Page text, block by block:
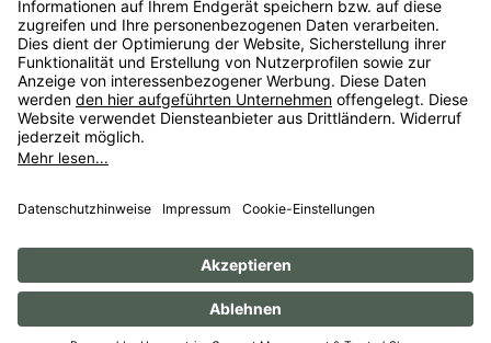
Service
Unternehmen
Alle Preise inkl. gesetzl. Mehrwertsteuer zzgl.
anders angegeben.
© 1956 - 2026 Gewürz- und Teehaus Schnorr - with
ImpressumAGBWiderrufsbelehrungenDatenschutz
Barrierefreiheit